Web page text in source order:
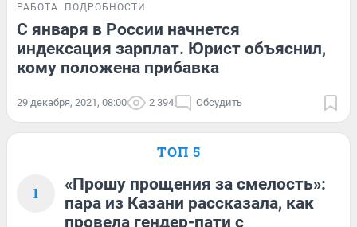
РАБОТА ПОДРОБНОСТИ
С января в России начнется
индексация зарплат. Юрист объяснил,
кому положена прибавка
29 декабря, 2021, 08:00 2 394 Обсудить
ТОП 5
1
«Прошу прощения за смелость»:
пара из Казани рассказала, как
провела гендер-пати с